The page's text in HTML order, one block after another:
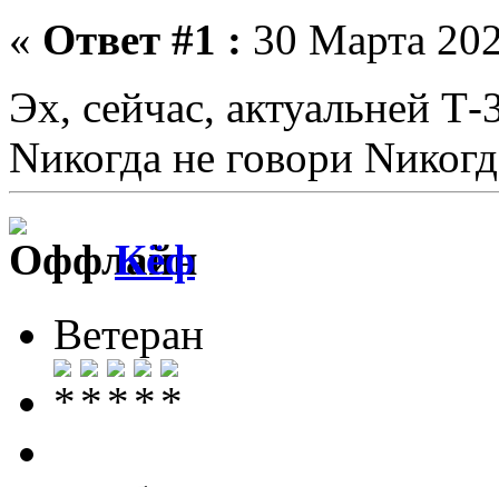
« Ответ #1 : 30 Марта
Эх, сейчас, актуальней
Nикогда не говори
Кёф
Ветеран